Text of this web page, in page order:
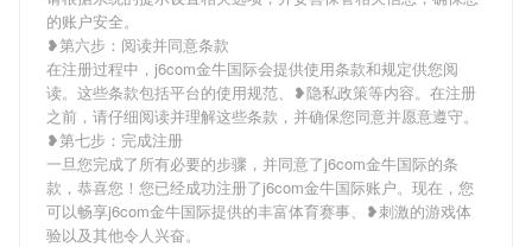
的账户安全。
❥第六步：阅读并同意条款
在注册过程中，j6com金牛国际会提供使用条款和规定供您阅
读。这些条款包括平台的使用规范、❥隐私政策等内容。在注册
之前，请仔细阅读并理解这些条款，并确保您同意并愿意遵守。
❥第七步：完成注册
一旦您完成了所有必要的步骤，并同意了j6com金牛国际的条
款，恭喜您！您已经成功注册了j6com金牛国际账户。现在，您
可以畅享j6com金牛国际提供的丰富体育赛事、❥刺激的游戏体
验以及其他令人兴奋。